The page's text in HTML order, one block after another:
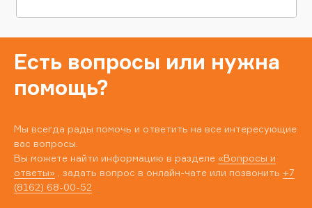
Есть вопросы или нужна
помощь?
Мы всегда рады помочь и ответить на все интересующие
вас вопросы.
Вы можете найти информацию в разделе «Вопросы и
ответы» , задать вопрос в онлайн-чате или позвонить +7
(8162) 68-00-52